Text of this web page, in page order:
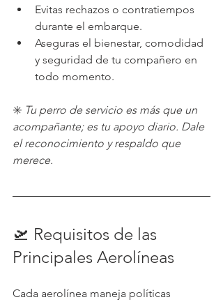
Evitas rechazos o contratiempos
durante el embarque.
Aseguras el bienestar, comodidad
y seguridad de tu compañero en
todo momento.
✳️ Tu perro de servicio es más que un
acompañante; es tu apoyo diario. Dale
el reconocimiento y respaldo que
merece.
🛫 Requisitos de las
Principales Aerolíneas
Cada aerolínea maneja políticas